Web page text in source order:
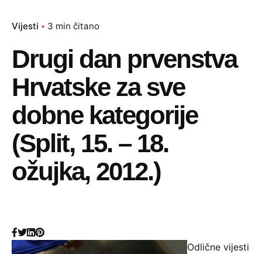
Vijesti 3 min čitano
Drugi dan prvenstva
Hrvatske za sve
dobne kategorije
(Split, 15. – 18.
ožujka, 2012.)
Odlične vijesti